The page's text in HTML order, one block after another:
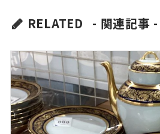
RELATED - 関連記事 -